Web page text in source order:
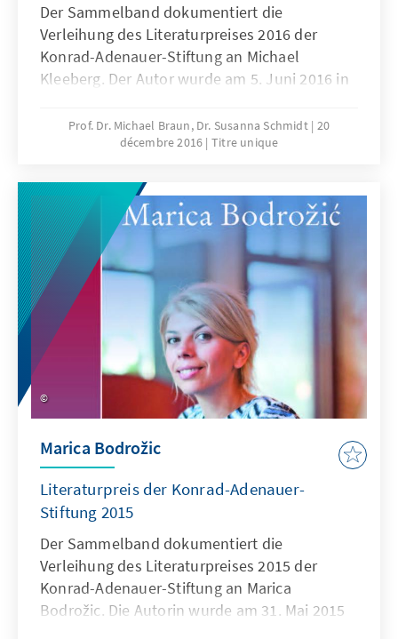
Der Sammelband dokumentiert die
Verleihung des Literaturpreises 2016 der
Konrad-Adenauer-Stiftung an Michael
Kleeberg. Der Autor wurde am 5. Juni 2016 in
ausgezeichnet.
Prof. Dr. Michael Braun, Dr. Susanna Schmidt 20
décembre 2016 Titre unique
Marica Bodrožic
Literaturpreis der Konrad-Adenauer-
Stiftung 2015
Der Sammelband dokumentiert die
Verleihung des Literaturpreises 2015 der
Konrad-Adenauer-Stiftung an Marica
Bodrožic. Die Autorin wurde am 31. Mai 2015